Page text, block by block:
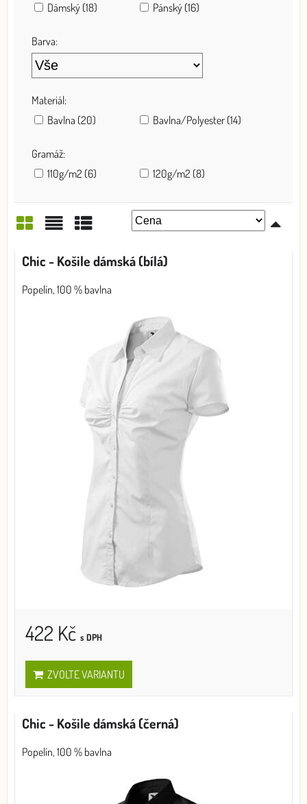
Dámský (18)
Pánský (16)
Barva:
Materiál:
Bavlna (20)
Bavlna/Polyester (14)
Gramáž:
110g/m2 (6)
120g/m2 (8)
Mřížka
Chic - Košile dámská (bílá)
Popelín, 100 % bavlna
422 Kč s DPH
ZVOLTE VARIANTU
Chic - Košile dámská (černá)
Popelín, 100 % bavlna